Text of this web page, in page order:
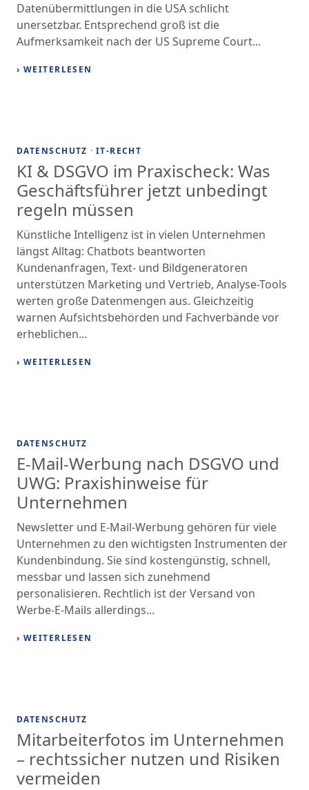
Datenübermittlungen in die USA schlicht
unersetzbar. Entsprechend groß ist die
Aufmerksamkeit nach der US Supreme Court...
› WEITERLESEN
DATENSCHUTZ · IT-RECHT
KI & DSGVO im Praxischeck: Was
Geschäftsführer jetzt unbedingt
regeln müssen
Künstliche Intelligenz ist in vielen Unternehmen
längst Alltag: Chatbots beantworten
Kundenanfragen, Text- und Bildgeneratoren
unterstützen Marketing und Vertrieb, Analyse-Tools
werten große Datenmengen aus. Gleichzeitig
warnen Aufsichtsbehörden und Fachverbände vor
erheblichen...
› WEITERLESEN
DATENSCHUTZ
E-Mail-Werbung nach DSGVO und
UWG: Praxishinweise für
Unternehmen
Newsletter und E-Mail-Werbung gehören für viele
Unternehmen zu den wichtigsten Instrumenten der
Kundenbindung. Sie sind kostengünstig, schnell,
messbar und lassen sich zunehmend
personalisieren. Rechtlich ist der Versand von
Werbe-E-Mails allerdings...
› WEITERLESEN
DATENSCHUTZ
Mitarbeiterfotos im Unternehmen
– rechtssicher nutzen und Risiken
vermeiden